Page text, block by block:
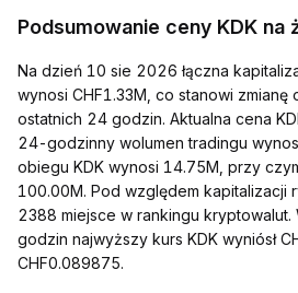
Podsumowanie ceny KDK na
Na dzień 10 sie 2026 łączna
wynosi CHF1.33M, co stanowi
ostatnich 24 godzin. Aktualna cena
24-godzinny wolumen tradingu
obiegu KDK wynosi 14.75M, przy
100.00M. Pod względem kapitalizacji
2388 miejsce w rankingu
godzin najwyższy kurs KDK wyniósł
CHF0.089875.